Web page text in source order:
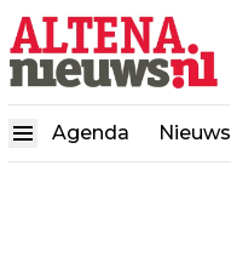
Agenda Nieuws